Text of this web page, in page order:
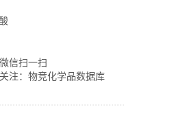
微信扫一扫
关注：物竞化学品数据库